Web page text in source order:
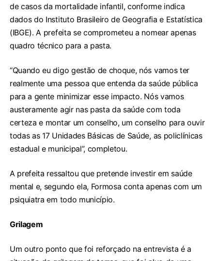
de casos da mortalidade infantil, conforme indica
dados do Instituto Brasileiro de Geografia e Estatística
(IBGE). A prefeita se comprometeu a nomear apenas
quadro técnico para a pasta.
“Quando eu digo gestão de choque, nós vamos ter
realmente uma pessoa que entenda da saúde pública
para a gente minimizar esse impacto. Nós vamos
austeramente agir nas pasta da saúde com toda
certeza e montar um conselho, um conselho para ouvir
todas as 17 Unidades Básicas de Saúde, as policlínicas
estadual e municipal”, completou.
A prefeita ressaltou que pretende investir em saúde
mental e, segundo ela, Formosa conta apenas com um
psiquiatra em todo município.
Grilagem
Um outro ponto que foi reforçado na entrevista é a